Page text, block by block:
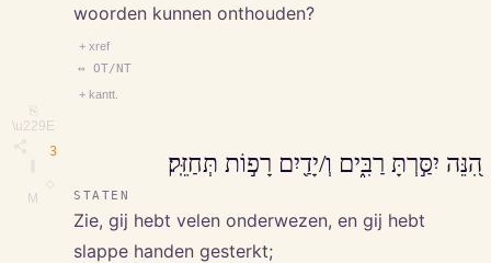
⎘
\u229E
M
woorden kunnen onthouden?
+ xref
↔ OT/NT
+ kantt.
3 הִ֭נֵּה יִסַּ֣רְתָּ רַבִּ֑ים וְ/יָדַ֖יִם רָפ֣וֹת תְּחַזֵּֽק׃
STATEN
Zie, gij hebt velen onderwezen, en gij hebt
slappe handen gesterkt;